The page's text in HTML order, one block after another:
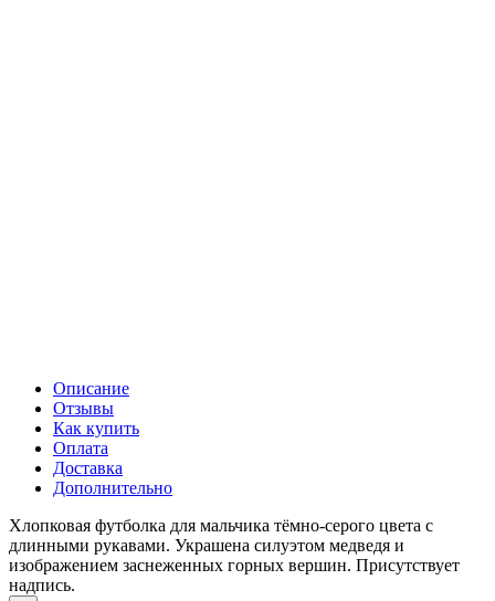
Описание
Отзывы
Как купить
Оплата
Доставка
Дополнительно
Хлопковая футболка для мальчика тёмно-серого цвета с
длинными рукавами. Украшена силуэтом медведя и
изображением заснеженных горных вершин. Присутствует
надпись.